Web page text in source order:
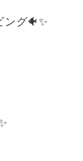
グ🐠✨